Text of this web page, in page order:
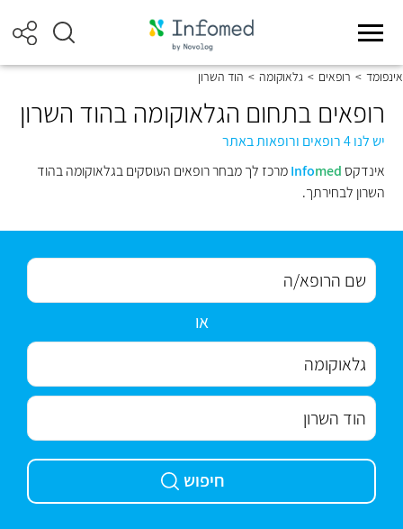
אינפומד > רופאים > גלאוקומה > הוד השרון
רופאים בתחום הגלאוקומה בהוד השרון
יש לנו 4 רופאים ורופאות באתר
אינדקס
Infomed
מרכז לך מבחר רופאים העוסקים בגלאוקומה בהוד
השרון לבחירתך.
או
חיפוש